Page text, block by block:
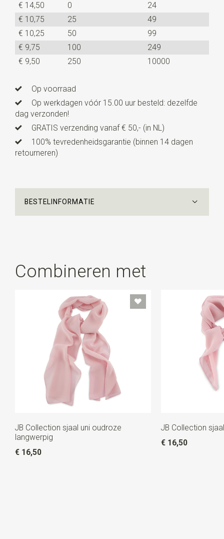
€ 14,50
0
24
€ 10,75
25
49
€ 10,25
50
99
€ 9,75
100
249
€ 9,50
250 10000
Op voorraad
Op werkdagen vóór 15.00 uur besteld: dezelfde
dag verzonden!
GRATIS verzending vanaf € 50,- (in NL)
100% tevredenheidsgarantie (binnen 14 dagen
retourneren)
BESTELINFORMATIE
Combineren met
JB Collection sjaal uni oudroze
langwerpig
€ 16,50
JB Collection
€ 16,50